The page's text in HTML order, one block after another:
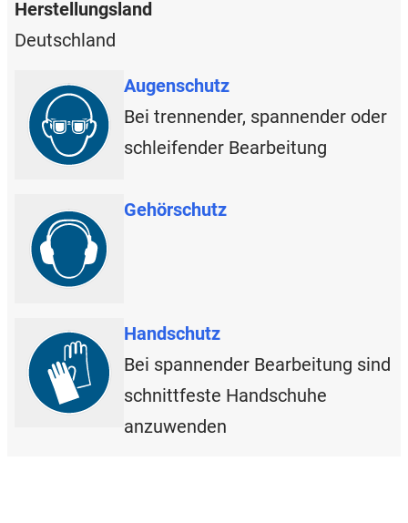
Herstellungsland
Deutschland
Augenschutz
Bei trennender, spannender oder
schleifender Bearbeitung
Gehörschutz
Handschutz
Bei spannender Bearbeitung sind
schnittfeste Handschuhe
anzuwenden